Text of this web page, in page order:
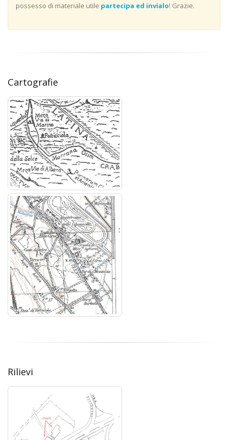
possesso di materiale utile partecipa ed invialo! Grazie.
Cartografie
Rilievi